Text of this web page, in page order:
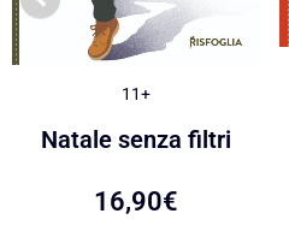
11+
Natale senza filtri
16,90€